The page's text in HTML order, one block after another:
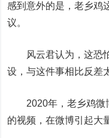
感到意外的是，老乡鸡
议。
风云君认为，这恐怕
设，与这件事相比反差
2020年，老乡鸡微博
的视频，在微博引起大